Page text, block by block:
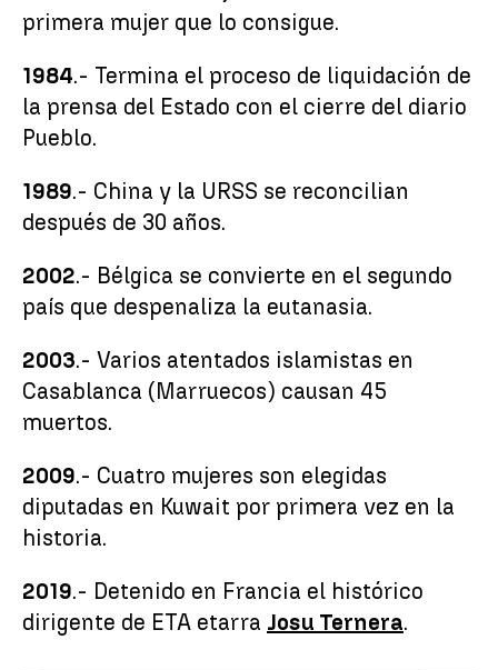
primera mujer que lo consigue.
1984.- Termina el proceso de liquidación de
la prensa del Estado con el cierre del diario
Pueblo.
1989.- China y la URSS se reconcilian
después de 30 años.
2002.- Bélgica se convierte en el segundo
país que despenaliza la eutanasia.
2003.- Varios atentados islamistas en
Casablanca (Marruecos) causan 45
muertos.
2009.- Cuatro mujeres son elegidas
diputadas en Kuwait por primera vez en la
historia.
2019.- Detenido en Francia el histórico
dirigente de ETA etarra Josu Ternera.